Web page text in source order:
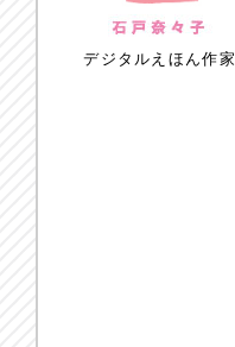
デジタルえほん作家